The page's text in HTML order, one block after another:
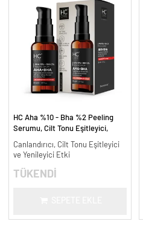
HC Aha %10 - Bha %2 Peeling
Serumu, Cilt Tonu Eşitleyici,
Canlandırıcı, Cilt Tonu Eşitleyici
ve Yenileyici Etki
TÜKENDİ